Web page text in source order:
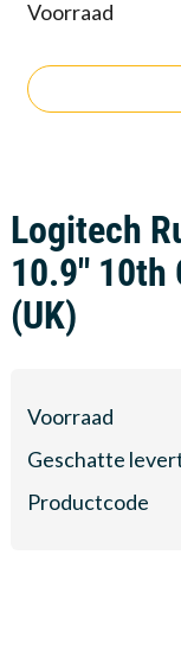
Voorraad
Logitech
10.9" 10th
(UK)
Voorraad
Geschatte
Productcode